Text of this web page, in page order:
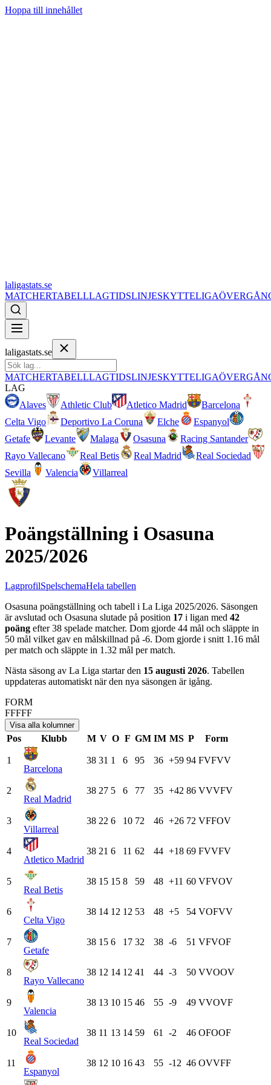
Hoppa till innehållet
laligastats.se
MATCHERTABELLLAGTIDSLINJESKYTTELIGA
laligastats.se
MATCHERTABELLLAGTIDSLINJESKYTTELIGA
LAG
Alaves
Athletic Club Atletico Madrid
Barcelona
Celta Vigo
Deportivo La Coruna Elche
Espanyol
Getafe
Levante Malaga Osasuna
Racing Santander
Rayo Vallecano
Real Betis Real Madrid
Real Sociedad
Sevilla
Valencia Villarreal
Poängställning i Osasuna
2025/2026
LagprofilSpelschemaHela tabellen
Osasuna poängställning och tabell i La Liga 2025/2026. Säsongen
är avslutad och Osasuna slutade på position 17 i ligan med 42
poäng efter38 spelade matcher. Dom gjorde 44 mål och släppte in
50 mål vilket gav en målskillnad på -6. Dom gjorde i snitt 1.16 mål
per match och släppte in 1.32 mål per match.
Nästa säsong av La Liga startar den 15 augusti 2026. Tabellen
uppdateras automatiskt när den nya säsongen är igång.
FORM
FFFFF
Visa alla kolumner
Pos Klubb M V O F GM IM MS P Form
1
Barcelona
38 31 1 6 95 36 +59 94 FVFVV
2
Real Madrid
38 27 5 6 77 35 +42 86 VVVFV
3
Villarreal
38 22 6 10 72 46 +26 72 VFFOV
4
Atletico Madrid
38 21 6 11 62 44 +18 69 FVVFV
5
Real Betis
38 15 15 8 59 48 +11 60 VFVOV
6
Celta Vigo
38 14 12 12 53 48 +5 54 VOFVV
7
Getafe
38 15 6 17 32 38 -6 51 VFVOF
8
Rayo Vallecano
38 12 14 12 41 44 -3 50 VVOOV
9
Valencia
38 13 10 15 46 55 -9 49 VVOVF
10
Real Sociedad
38 11 13 14 59 61 -2 46 OFOOF
11
Espanyol
38 12 10 16 43 55 -12 46 OVVFF